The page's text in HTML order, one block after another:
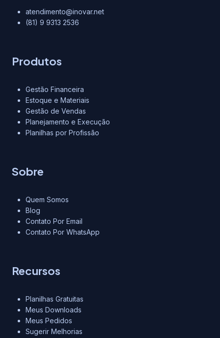
atendimento@inovar.net
(81) 9 9313 2536
Produtos
Gestão Financeira
Estoque e Materiais
Gestão de Vendas
Planejamento e Execução
Planilhas por Profissão
Sobre
Quem Somos
Blog
Contato Por Email
Contato Por WhatsApp
Recursos
Planilhas Gratuitas
Meus Downloads
Meus Pedidos
Sugerir Melhorias